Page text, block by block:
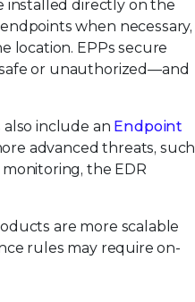
installed directly on the
when necessary,
location. EPPs secure
or unauthorized—and
include an Endpoint
advanced threats, such
the EDR
are more scalable
rules may require on-